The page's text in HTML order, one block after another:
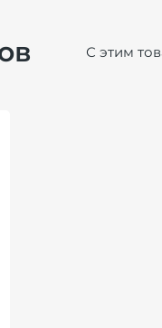
С этим